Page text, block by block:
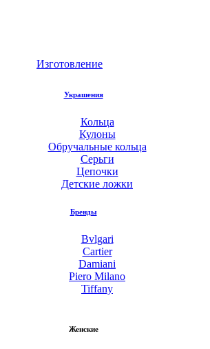
Изготовление
Украшения
Кольца
Кулоны
Обручальные кольца
Серьги
Цепочки
Детские ложки
Бренды
Bvlgari
Cartier
Damiani
Piero Milano
Tiffany
Женские